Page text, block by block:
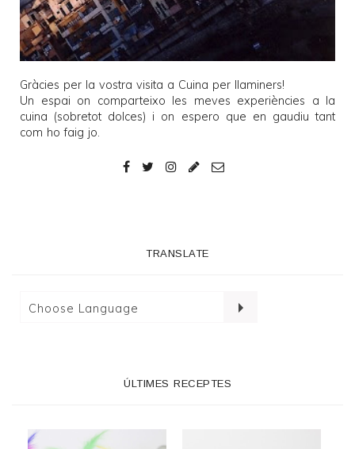
Gràcies per la vostra visita a Cuina per llaminers!
Un espai on comparteixo les meves experiències a la
cuina (sobretot dolces) i on espero que en gaudiu tant
com ho faig jo.
TRANSLATE
ÚLTIMES RECEPTES